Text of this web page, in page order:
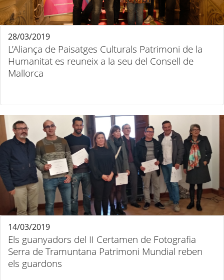
L’Aliança de Paisatges Culturals Patrimoni de la
Humanitat es reuneix a la seu del Consell de
Mallorca
28/03/2019
Els guanyadors del II Certamen de Fotografia
Serra de Tramuntana Patrimoni Mundial reben
els guardons
14/03/2019